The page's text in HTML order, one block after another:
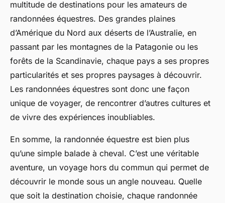
multitude de destinations pour les amateurs de
randonnées équestres. Des grandes plaines
d’Amérique du Nord aux déserts de l’Australie, en
passant par les montagnes de la Patagonie ou les
forêts de la Scandinavie, chaque pays a ses propres
particularités et ses propres paysages à découvrir.
Les randonnées équestres sont donc une façon
unique de voyager, de rencontrer d’autres cultures et
de vivre des expériences inoubliables.
En somme, la randonnée équestre est bien plus
qu’une simple balade à cheval. C’est une véritable
aventure, un voyage hors du commun qui permet de
découvrir le monde sous un angle nouveau. Quelle
que soit la destination choisie, chaque randonnée